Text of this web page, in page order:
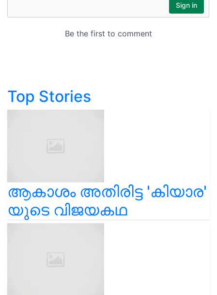
Top Stories
ആകാശം അതിരിട്ട 'കിയാര'
യുടെ വിജയകഥ